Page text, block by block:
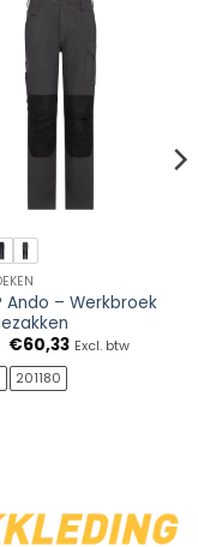
Ando – Werkbroek
Oorspronkelijke
was:
€63,50.
€60,33Huidige
Excl. btw
201180